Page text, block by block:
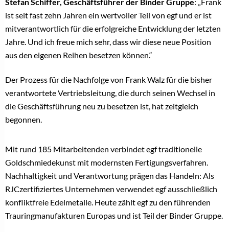
ist seit fast zehn Jahren ein wertvoller Teil von egf und er ist
mitverantwortlich für die erfolgreiche Entwicklung der letzten
Jahre. Und ich freue mich sehr, dass wir diese neue Position
aus den eigenen Reihen besetzen können.“
Der Prozess für die Nachfolge von Frank Walz für die bisher
verantwortete Vertriebsleitung, die durch seinen Wechsel in
die Geschäftsführung neu zu besetzen ist, hat zeitgleich
begonnen.
Mit rund 185 Mitarbeitenden verbindet egf traditionelle
Goldschmiedekunst mit modernsten Fertigungsverfahren.
Nachhaltigkeit und Verantwortung prägen das Handeln: Als
RJCzertifiziertes Unternehmen verwendet egf ausschließlich
konfliktfreie Edelmetalle. Heute zählt egf zu den führenden
Trauringmanufakturen Europas und ist Teil der Binder Gruppe.